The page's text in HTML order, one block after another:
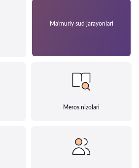
Ma'muriy sud jarayonlari
Meros nizolari